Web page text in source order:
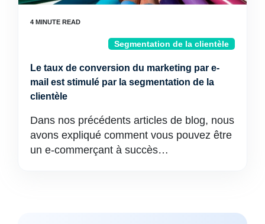
Segmentation de la clientèle
Le taux de conversion du marketing par e-
mail est stimulé par la segmentation de la
clientèle
Dans nos précédents articles de blog, nous
avons expliqué comment vous pouvez être
un e-commerçant à succès…